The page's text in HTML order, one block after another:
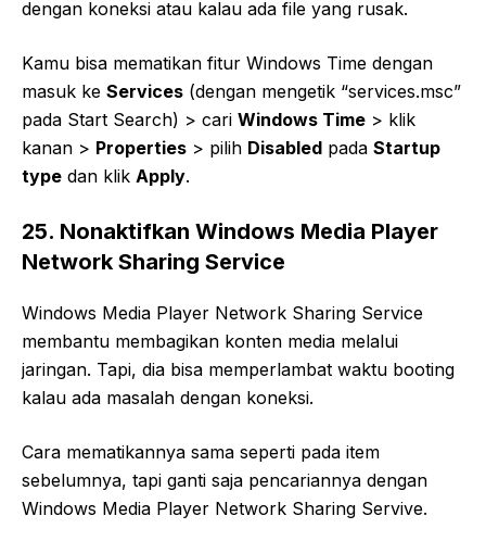
dengan koneksi atau kalau ada file yang rusak.
Kamu bisa mematikan fitur Windows Time dengan
masuk ke Services (dengan mengetik “services.msc”
pada Start Search) > cari Windows Time > klik
kanan > Properties > pilih Disabled pada Startup
type dan klik Apply.
25. Nonaktifkan Windows Media Player
Network Sharing Service
Windows Media Player Network Sharing Service
membantu membagikan konten media melalui
jaringan. Tapi, dia bisa memperlambat waktu booting
kalau ada masalah dengan koneksi.
Cara mematikannya sama seperti pada item
sebelumnya, tapi ganti saja pencariannya dengan
Windows Media Player Network Sharing Servive.